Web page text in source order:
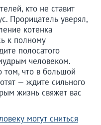
кто не ставит
Прорицатель уверял,
котенка
к полному
полосатого
человеком.
том, что в большой
— ждите сильного
жизнь свяжет вас
могут сниться